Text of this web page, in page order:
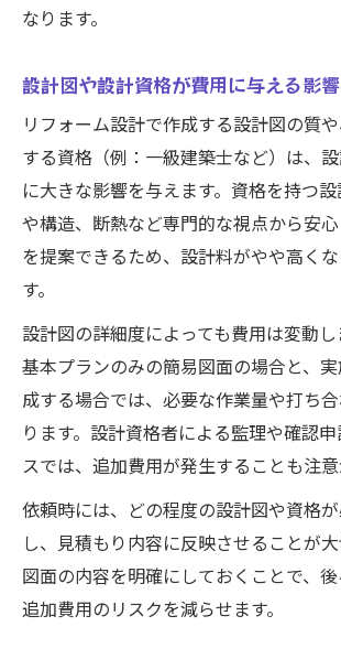
なります。
設計図や設計資格が費用に与える影
リフォーム設計で作成する設計図の質
する資格（例：一級建築士など）は、
に大きな影響を与えます。資格を持つ
や構造、断熱など専門的な視点から安
を提案できるため、設計料がやや高く
す。
設計図の詳細度によっても費用は変動し
基本プランのみの簡易図面の場合と、
成する場合では、必要な作業量や打ち
ります。設計資格者による監理や確認
スでは、追加費用が発生することも注意
依頼時には、どの程度の設計図や資格
し、見積もり内容に反映させることが
図面の内容を明確にしておくことで、
追加費用のリスクを減らせます。